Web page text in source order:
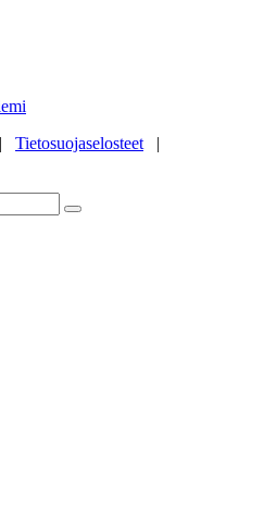
Tietosuojaselosteet |